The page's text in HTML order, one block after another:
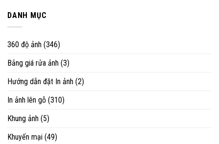
DANH MỤC
360 độ ảnh (346)
Bảng giá rửa ảnh (3)
Hướng dẫn đặt In ảnh (2)
In ảnh lên gỗ (310)
Khung ảnh (5)
Khuyến mại (49)